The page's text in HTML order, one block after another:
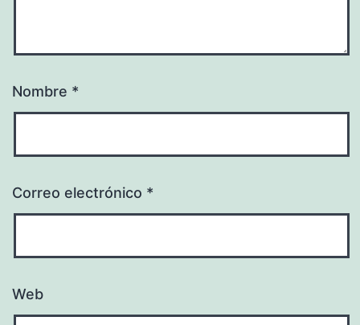
Nombre *
Correo electrónico *
Web